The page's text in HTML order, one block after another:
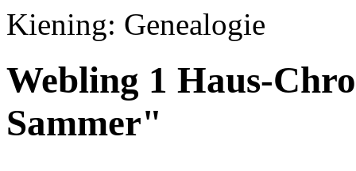
Kiening: Genealogie
Webling 1 Haus-
Sammer"